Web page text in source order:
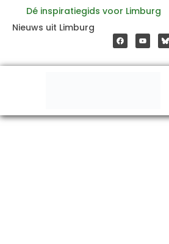
inhoud
Dé inspiratiegids voor Limburg
Nieuws uit Limburg
a
c
e
o
o
o
u
t
b
e
Zoeken
naar: